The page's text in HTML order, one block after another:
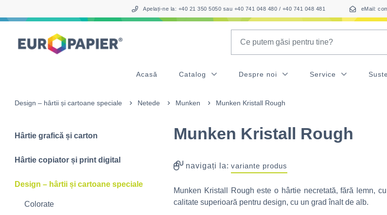
Apelați-ne la: +40 21 350 5050 sau +40 741 048 480 / +40 741 048 481 eMail:
Acasă Catalog Despre noi Service
Design – hârtii și cartoane speciale Netede Munken Munken Kristall Rough
Hârtie grafică și carton
Hârtie copiator și print digital
Design – hârtii și cartoane speciale
Colorate
Munken Kristall Rough
navigați la: variante produs
Munken Kristall Rough este o hârtie necretată, fără lemn,
calitate superioară pentru design, cu un grad înalt de alb.